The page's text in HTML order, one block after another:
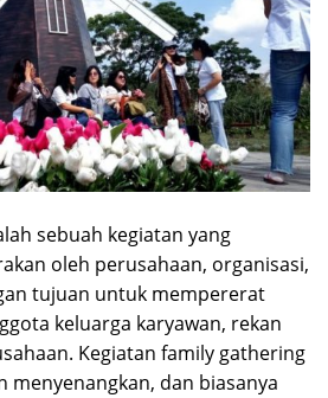
sebuah kegiatan yang
oleh perusahaan, organisasi,
tujuan untuk mempererat
keluarga karyawan, rekan
Kegiatan family gathering
menyenangkan, dan biasanya